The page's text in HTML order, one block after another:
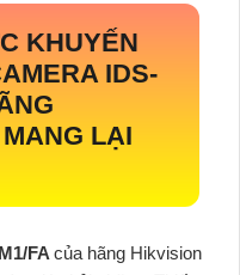
KHUYẾN
IDS-
LẠI
FA của hãng Hikvision